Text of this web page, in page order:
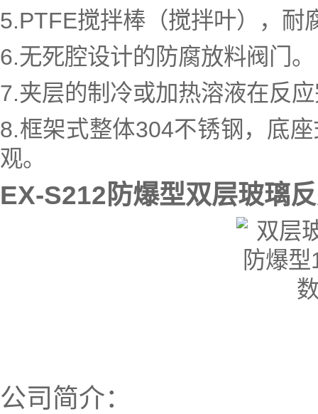
5.PTFE搅拌棒（搅拌叶），耐
6.无死腔设计的防腐放料阀门。
7.夹层的制冷或加热溶液在反
8.框架式整体304不锈钢，底
观。
EX-S212 防爆型双层玻璃
公司简介：